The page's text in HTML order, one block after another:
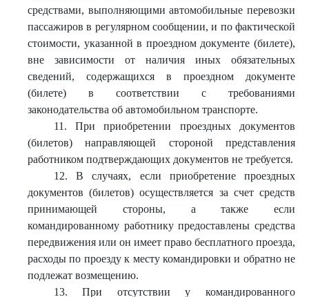
средствами, выполняющими автомобильные перевозки
пассажиров в регулярном сообщении, и по фактической
стоимости, указанной в проездном документе (билете),
вне зависимости от наличия иных обязательных
сведений, содержащихся в проездном документе
(билете) в соответствии с требованиями
законодательства об автомобильном транспорте.
11. При приобретении проездных документов
(билетов) направляющей стороной представления
работником подтверждающих документов не требуется.
12. В случаях, если приобретение проездных
документов (билетов) осуществляется за счет средств
принимающей стороны, а также если
командированному работнику предоставлены средства
передвижения или он имеет право бесплатного проезда,
расходы по проезду к месту командировки и обратно не
подлежат возмещению.
13. При отсутствии у командированного